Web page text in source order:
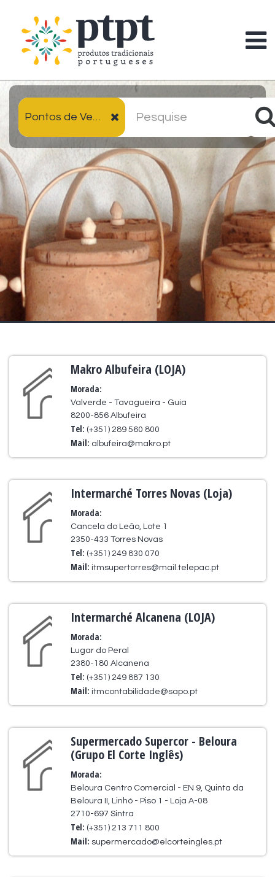
Pontos de Venda
Makro Albufeira (LOJA)
Morada:
Valverde - Tavagueira - Guia
8200-856 Albufeira
Tel: (+351) 289 560 800
Mail: albufeira@makro.pt
Intermarché Torres Novas (Loja)
Morada:
Cancela do Leão, Lote 1
2350-433 Torres Novas
Tel: (+351) 249 830 070
Mail:itmsupertorres@mail.telepac.pt
Intermarché Alcanena (LOJA)
Morada:
Lugar do Peral
2380-180 Alcanena
Tel: (+351) 249 887 130
Mail:itmcontabilidade@sapo.pt
Supermercado Supercor - Beloura
(Grupo El Corte Inglês)
Morada:
Beloura Centro Comercial - EN 9, Quinta da
Beloura II, Linhó - Piso 1 - Loja A-08
2710-697 Sintra
Tel: (+351) 213 711 800
Mail: supermercado@elcorteingles.pt